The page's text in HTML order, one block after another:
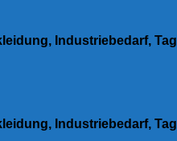
Industriebedarf,
Industriebedarf,